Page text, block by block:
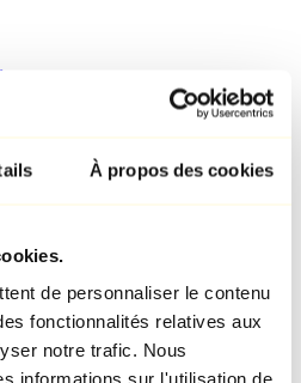
À propos des cookies
de personnaliser le contenu
fonctionnalités relatives aux
notre trafic. Nous
informations sur l'utilisation de
Basquiat